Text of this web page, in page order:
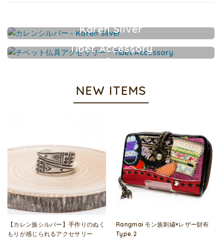
Karen Silver
カレンシルバーアクセサリー
Tibet Accessory
チベット仏具アクセサリー
NEW ITEMS
【カレン族シルバー】手作りのぬく
もりが感じられるアクセサリー
Rangmai モン族刺繍×レザー財布
Type.2